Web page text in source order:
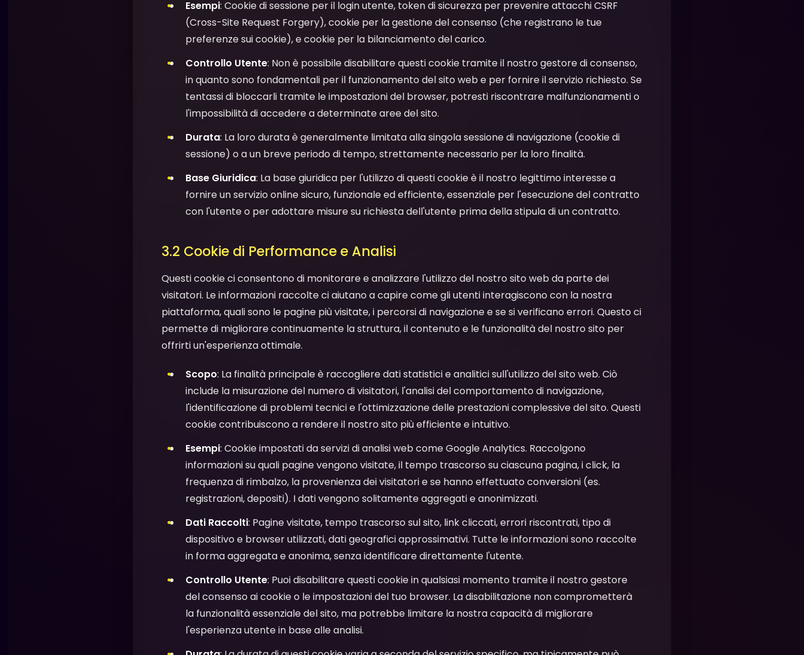
Esempi: Cookie di sessione per il login utente, token di sicurezza per prevenire attacchi CSRF
(Cross-Site Request Forgery), cookie per la gestione del consenso (che registrano le tue
preferenze sui cookie), e cookie per la bilanciamento del carico.
Controllo Utente: Non è possibile disabilitare questi cookie tramite il nostro gestore di consenso,
in quanto sono fondamentali per il funzionamento del sito web e per fornire il servizio richiesto. Se
tentassi di bloccarli tramite le impostazioni del browser, potresti riscontrare malfunzionamenti o
l'impossibilità di accedere a determinate aree del sito.
Durata: La loro durata è generalmente limitata alla singola sessione di navigazione (cookie di
sessione) o a un breve periodo di tempo, strettamente necessario per la loro finalità.
Base Giuridica: La base giuridica per l'utilizzo di questi cookie è il nostro legittimo interesse a
fornire un servizio online sicuro, funzionale ed efficiente, essenziale per l'esecuzione del contratto
con l'utente o per adottare misure su richiesta dell'utente prima della stipula di un contratto.
3.2 Cookie di Performance e Analisi
Questi cookie ci consentono di monitorare e analizzare l'utilizzo del nostro sito web da parte dei
visitatori. Le informazioni raccolte ci aiutano a capire come gli utenti interagiscono con la nostra
piattaforma, quali sono le pagine più visitate, i percorsi di navigazione e se si verificano errori. Questo ci
permette di migliorare continuamente la struttura, il contenuto e le funzionalità del nostro sito per
offrirti un'esperienza ottimale.
Scopo: La finalità principale è raccogliere dati statistici e analitici sull'utilizzo del sito web. Ciò
include la misurazione del numero di visitatori, l'analisi del comportamento di navigazione,
l'identificazione di problemi tecnici e l'ottimizzazione delle prestazioni complessive del sito. Questi
cookie contribuiscono a rendere il nostro sito più efficiente e intuitivo.
Esempi: Cookie impostati da servizi di analisi web come Google Analytics. Raccolgono
informazioni su quali pagine vengono visitate, il tempo trascorso su ciascuna pagina, i click, la
frequenza di rimbalzo, la provenienza dei visitatori e se hanno effettuato conversioni (es.
registrazioni, depositi). I dati vengono solitamente aggregati e anonimizzati.
Dati Raccolti: Pagine visitate, tempo trascorso sul sito, link cliccati, errori riscontrati, tipo di
dispositivo e browser utilizzati, dati geografici approssimativi. Tutte le informazioni sono raccolte
in forma aggregata e anonima, senza identificare direttamente l'utente.
Controllo Utente: Puoi disabilitare questi cookie in qualsiasi momento tramite il nostro gestore
del consenso ai cookie o le impostazioni del tuo browser. La disabilitazione non comprometterà
la funzionalità essenziale del sito, ma potrebbe limitare la nostra capacità di migliorare
l'esperienza utente in base alle analisi.